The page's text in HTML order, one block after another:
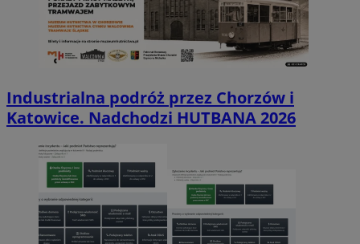
Industrialna podróż przez Chorzów i
Katowice. Nadchodzi HUTBANA 2026